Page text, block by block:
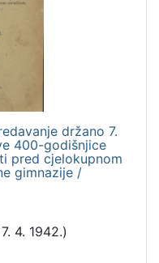
držano 7.
400-godišnjice
pred cjelokupnom
gimnazije /
4. 1942.)